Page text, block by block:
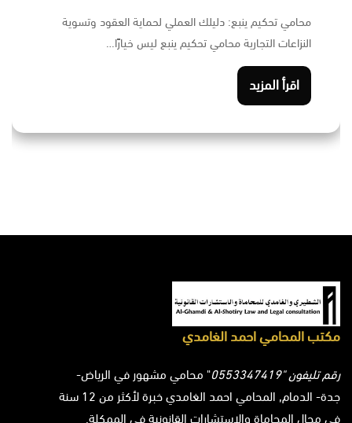
محامي تحكيم ينبع: دليلك العملي لحماية العقود وتسوية
النزاعات التجارية محامي تحكيم ينبع ليس خيارًا…
اقرأ المزيد
مكتب المحامي احمد الغامدي
رقم تليفون "0553347419
" محامي مشهور في الرياض-
جدة- الدمام, المحامي احمد الغامدي خبرة لأكثر من 12 سنة
في مجال المحاماة والاستشارات القانونية في الممكلة.